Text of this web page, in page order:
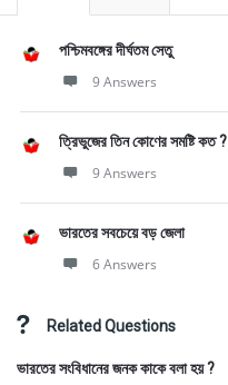
পশ্চিমবঙ্গের দীর্ঘতম সেতু
9 Answers
ত্রিভুজের তিন কোণের সমষ্টি কত ?
9 Answers
ভারতের সবচেয়ে বড় জেলা
6 Answers
Related Questions
ভারতের সংবিধানের জনক কাকে বলা হয় ?